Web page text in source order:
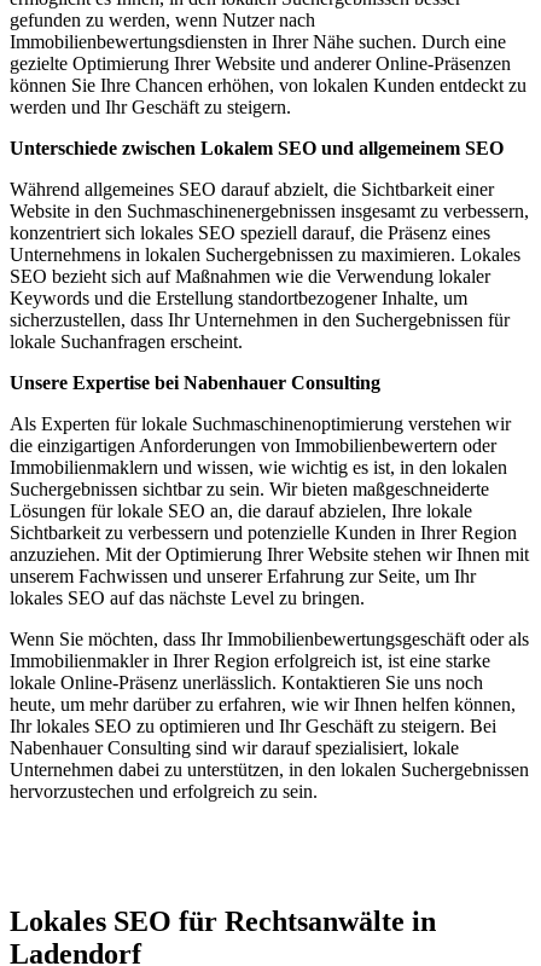
gefunden zu werden, wenn Nutzer nach
Immobilienbewertungsdiensten in Ihrer Nähe suchen. Durch eine
gezielte Optimierung Ihrer Website und anderer Online-Präsenzen
können Sie Ihre Chancen erhöhen, von lokalen Kunden entdeckt zu
werden und Ihr Geschäft zu steigern.
Unterschiede zwischen Lokalem SEO und allgemeinem SEO
Während allgemeines SEO darauf abzielt, die Sichtbarkeit einer
Website in den Suchmaschinenergebnissen insgesamt zu verbessern,
konzentriert sich lokales SEO speziell darauf, die Präsenz eines
Unternehmens in lokalen Suchergebnissen zu maximieren. Lokales
SEO bezieht sich auf Maßnahmen wie die Verwendung lokaler
Keywords und die Erstellung standortbezogener Inhalte, um
sicherzustellen, dass Ihr Unternehmen in den Suchergebnissen für
lokale Suchanfragen erscheint.
Unsere Expertise bei Nabenhauer Consulting
Als Experten für lokale Suchmaschinenoptimierung verstehen wir
die einzigartigen Anforderungen von Immobilienbewertern oder
Immobilienmaklern und wissen, wie wichtig es ist, in den lokalen
Suchergebnissen sichtbar zu sein. Wir bieten maßgeschneiderte
Lösungen für lokale SEO an, die darauf abzielen, Ihre lokale
Sichtbarkeit zu verbessern und potenzielle Kunden in Ihrer Region
anzuziehen. Mit der Optimierung Ihrer Website stehen wir Ihnen mit
unserem Fachwissen und unserer Erfahrung zur Seite, um Ihr
lokales SEO auf das nächste Level zu bringen.
Wenn Sie möchten, dass Ihr Immobilienbewertungsgeschäft oder als
Immobilienmakler in Ihrer Region erfolgreich ist, ist eine starke
lokale Online-Präsenz unerlässlich. Kontaktieren Sie uns noch
heute, um mehr darüber zu erfahren, wie wir Ihnen helfen können,
Ihr lokales SEO zu optimieren und Ihr Geschäft zu steigern. Bei
Nabenhauer Consulting sind wir darauf spezialisiert, lokale
Unternehmen dabei zu unterstützen, in den lokalen Suchergebnissen
hervorzustechen und erfolgreich zu sein.
Lokales SEO für Rechtsanwälte in
Ladendorf